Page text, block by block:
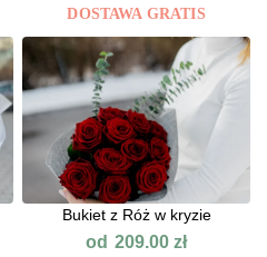
DOSTAWA GRATIS
Bukiet z Róż w kryzie
od 209.00zł